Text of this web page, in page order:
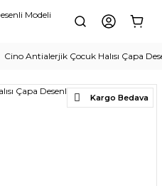
Cino Antialerjik Çocuk Halısı Çapa
Kargo Bedava